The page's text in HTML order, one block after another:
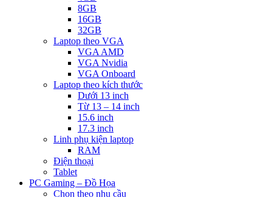
8GB
16GB
32GB
Laptop theo VGA
VGA AMD
VGA Nvidia
VGA Onboard
Laptop theo kích thước
Dưới 13 inch
Từ 13 – 14 inch
15.6 inch
17.3 inch
Linh phụ kiện laptop
RAM
Điện thoại
Tablet
PC Gaming – Đồ Họa
Chọn theo nhu cầu